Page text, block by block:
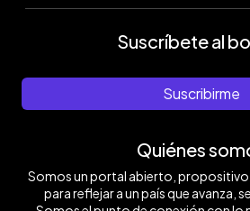
Suscríbete al
Suscribirme
Quiénes
Somos un portal abierto,
para reflejar a un país que avanza,